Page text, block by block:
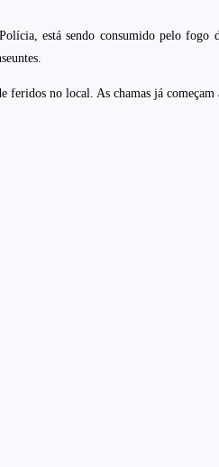
está sendo consumido pelo fogo
feridos no local. As chamas já